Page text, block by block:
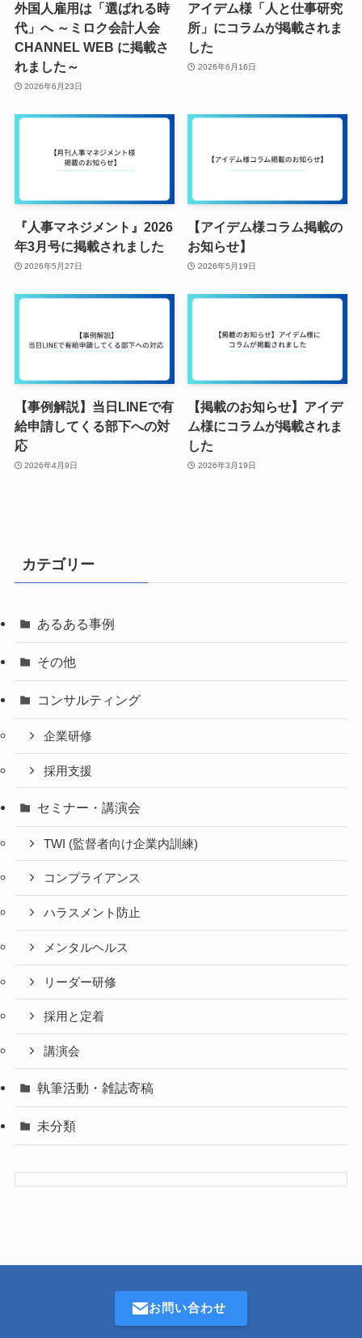
外国人雇用は「選ばれる時
代」へ ～ミロク会計人会
CHANNEL WEB に掲載さ
れました～
2026年6月23日
アイデム様「人と仕事研究
所」にコラムが掲載されま
した
2026年6月16日
『人事マネジメント』2026
年3月号に掲載されました
2026年5月27日
【アイデム様コラム掲載の
お知らせ】
2026年5月19日
【事例解説】当日LINEで有
給申請してくる部下への対
応
2026年4月9日
【掲載のお知らせ】アイデ
ム様にコラムが掲載されま
した
2026年3月19日
カテゴリー
あるある事例
その他
コンサルティング
企業研修
採用支援
セミナー・講演会
TWI (監督者向け企業内訓練)
コンプライアンス
ハラスメント防止
メンタルヘルス
リーダー研修
採用と定着
講演会
執筆活動・雑誌寄稿
未分類
お問い合わせ